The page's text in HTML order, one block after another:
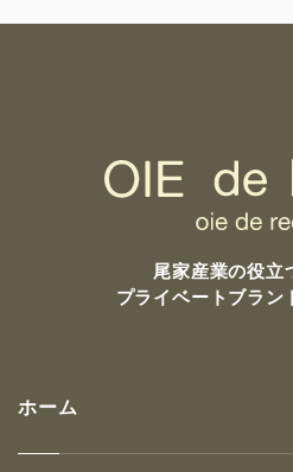
尾家産業の役立
プライベートブラン
ホーム